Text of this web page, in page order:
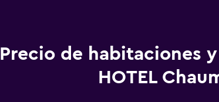
Precio de habitaciones
HOTEL